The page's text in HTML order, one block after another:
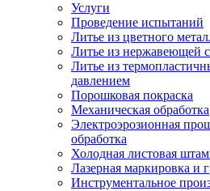
Услуги
Проведение испытаний
Литье из цветного
Литье из нержавеющей
Литье из
давлением
Порошковая покраска
Механическая обработка
Электроэрозионная
обработка
Холодная листовая
Лазерная маркировка и
Инструментальное